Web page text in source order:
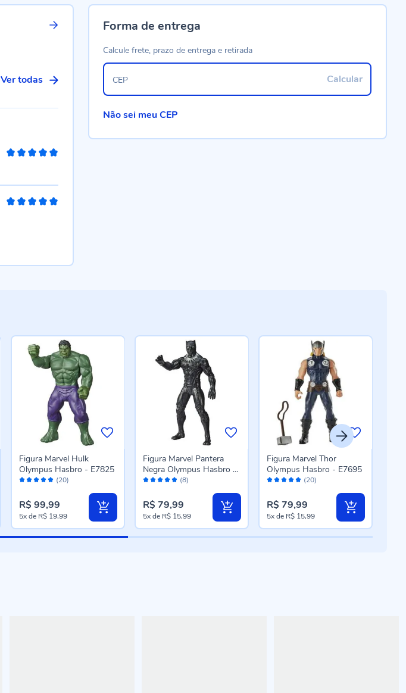
Ver todas
Forma de entrega
Calcule frete, prazo de entrega e retirada
Calcular
CEP
Não sei meu CEP
Avaliação: (20)
Figura Marvel Hulk
Olympus Hasbro - E7825
R$ 99,99
5xde R$ 19,99
Avaliação: (8)
Figura Marvel Pantera
Negra Olympus Hasbro -
E5581
R$ 79,99
5xde R$ 15,99
Avaliação: (20)
Figura Marvel Thor
Olympus Hasbro - E7695
R$ 79,99
5xde R$ 15,99